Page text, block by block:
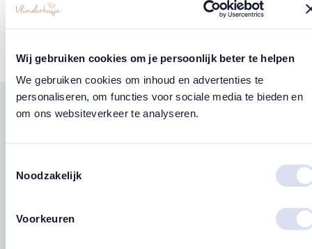
Wij gebruiken cookies om je persoonlijk beter te helpen
We gebruiken cookies om inhoud en advertenties te
personaliseren, om functies voor sociale media te bieden en
om ons websiteverkeer te analyseren.
Noodzakelijk
Voorkeuren
Vlinderkusje®
Gerelateerde
producten